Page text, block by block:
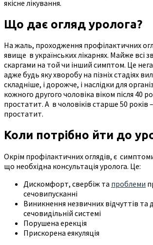
якісне лікування.
Що дає огляд уролога?
На жаль, проходження профілактичних
явище в українських лікарнях. Майже всі
скаргами на той чи інший симптом. Це
адже будь яку хворобу на пізніх стадіях
складніше, і дорожче, і наслідки для
кожного другого чоловіка віком після 40
простатит. А в чоловіків старше 50 років
простатит.
Коли потрібно йти до
Окрім профілактичних оглядів, є
що необхідна консультація уролога. Це:
Дискомфорт, свербіж та проблеми
сечовипусканні
Виникнення незвичних відчуттів
сечовидільній системі
Порушена ерекція
Прискорена еякуляція